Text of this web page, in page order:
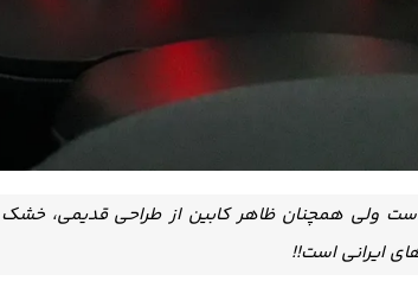
ولی همچنان ظاهر کابین از طراحی قدیمی، خشک
ایرانی است!!